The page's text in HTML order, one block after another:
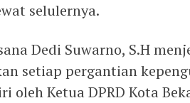
selulernya.
Dedi Suwarno, S.H
setiap pergantian
oleh Ketua DPRD Kota